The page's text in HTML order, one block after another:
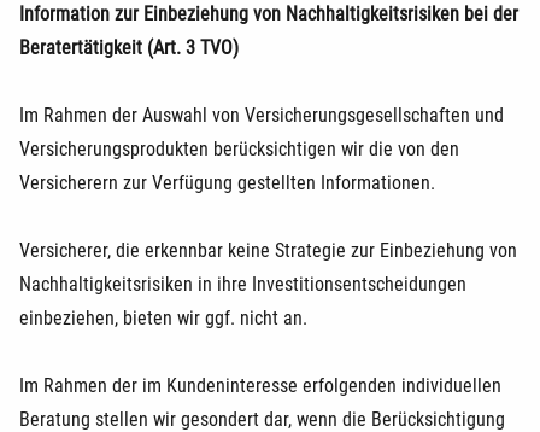
Information zur Einbeziehung von Nachhaltigkeitsrisiken bei der
Beratertätigkeit (Art. 3 TVO)
Im Rahmen der Auswahl von Versicherungsgesellschaften und
Versicherungsprodukten berücksichtigen wir die von den
Versicherern zur Verfügung gestellten Informationen.
Versicherer, die erkennbar keine Strategie zur Einbeziehung von
Nachhaltigkeitsrisiken in ihre Investitionsentscheidungen
einbeziehen, bieten wir ggf. nicht an.
Im Rahmen der im Kundeninteresse erfolgenden individuellen
Beratung stellen wir gesondert dar, wenn die Berücksichtigung